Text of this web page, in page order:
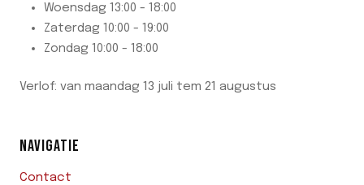
Woensdag 13:00 - 18:00
Zaterdag 10:00 - 19:00
Zondag 10:00 - 18:00
Verlof: van maandag 13 juli tem 21 augustus
NAVIGATIE
Contact